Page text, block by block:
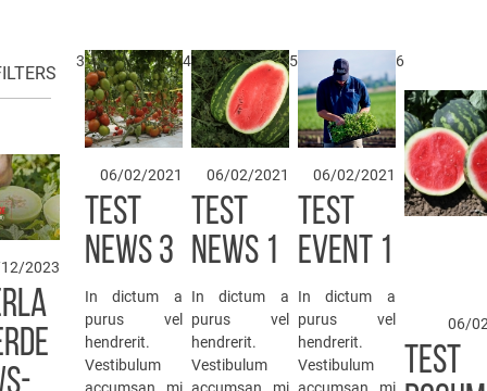
2023
3
06/02/2021
TEST
NEWS 3
In dictum a
purus vel
hendrerit.
Vestibulum
4
06/02/2021
TEST
NEWS 1
In dictum a
purus vel
hendrerit.
Vestibulum
5
06/02/2021
TEST
EVENT 1
In dictum a
purus vel
hendrerit.
Vestibulum
6
06/
TEST